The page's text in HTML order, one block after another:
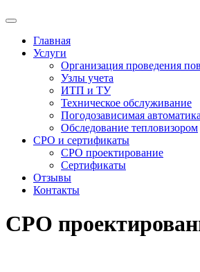
Главная
Услуги
Организация проведения
Узлы учета
ИТП и ТУ
Техническое обслуживание
Погодозависимая автоматика
Обследование тепловизором
СРО и сертификаты
СРО проектирование
Сертификаты
Отзывы
Контакты
СРО